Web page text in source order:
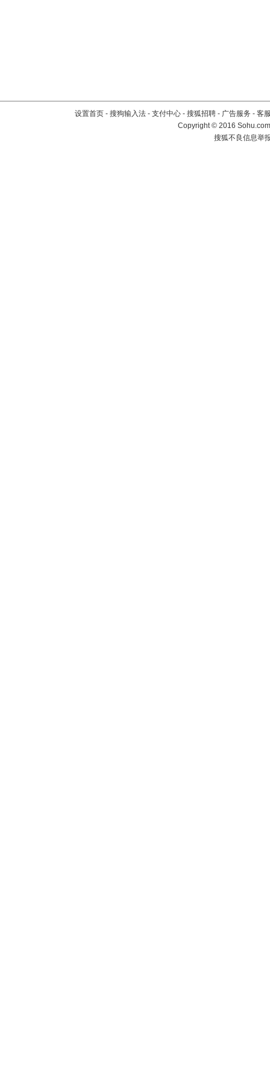
设置首页 - 搜狗输入法 - 支付中心 - 搜狐招聘 - 广告服务 - 客
Copyright©2016
搜狐不良信息举